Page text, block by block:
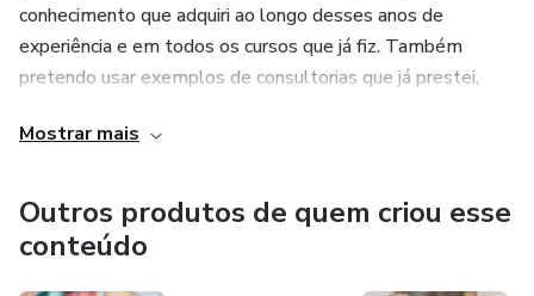
conhecimento que adquiri ao longo desses anos de
experiência e em todos os cursos que já fiz. Também
pretendo usar exemplos de consultorias que já prestei,
de um posicionamento relevante é um caminho que se
profundo sobre as características do cliente.
Mostrar mais
Outros produtos de quem criou esse
conteúdo